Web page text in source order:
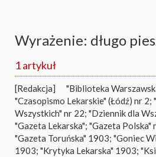
Wyrażenie: długo
1 artykuł
[Redakcja]
"Biblioteka
"Czasopismo Lekarskie" (Łódź) nr 2;
Wszystkich" nr 22; "Dziennik dla
"Gazeta Lekarska"; "Gazeta
"Gazeta Toruńska" 1903; "Goniec
1903; "Krytyka Lekarska" 1903;